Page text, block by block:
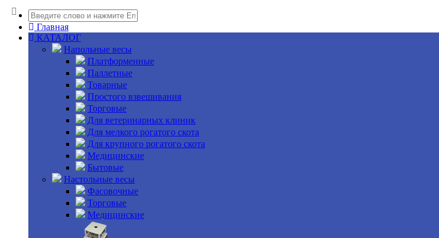
Главная
КАТАЛОГ
Напольные весы
Платформенные
Паллетные
Товарные
Простого взвешивания
Торговые
Для ветеринарных клиник
Для мелкого рогатого скота
Для крупного рогатого скота
Медицинские
Бытовые
Настольные весы
Фасовочные
Торговые
Медицинские